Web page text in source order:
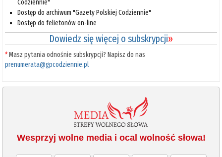
Codziennie"
Dostęp do archiwum "Gazety Polskiej Codziennie"
Dostęp do felietonów on-line
Dowiedz się więcej o subskrypcji»
*Masz pytania odnośnie subskrypcji? Napisz do nas
prenumerata@gpcodziennie.pl
Wesprzyj wolne media i ocal wolność słowa!